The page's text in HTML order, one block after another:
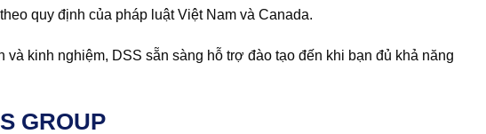
quy định của pháp luật Việt Nam và Canada.
kinh nghiệm, DSS sẵn sàng hỗ trợ đào tạo đến khi bạn đủ khả năng
GROUP